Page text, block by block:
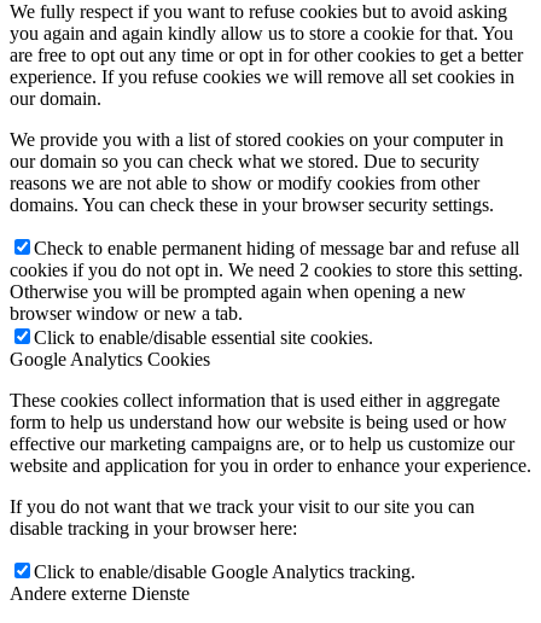
We fully respect if you want to refuse cookies but to avoid asking
you again and again kindly allow us to store a cookie for that. You
are free to opt out any time or opt in for other cookies to get a better
experience. If you refuse cookies we will remove all set cookies in
our domain.
We provide you with a list of stored cookies on your computer in
our domain so you can check what we stored. Due to security
reasons we are not able to show or modify cookies from other
domains. You can check these in your browser security settings.
Check to enable permanent hiding of message bar and refuse all
cookies if you do not opt in. We need 2 cookies to store this setting.
Otherwise you will be prompted again when opening a new
browser window or new a tab.
Click to enable/disable essential site cookies.
Google Analytics Cookies
These cookies collect information that is used either in aggregate
form to help us understand how our website is being used or how
effective our marketing campaigns are, or to help us customize our
website and application for you in order to enhance your experience.
If you do not want that we track your visit to our site you can
disable tracking in your browser here:
Click to enable/disable Google Analytics tracking.
Andere externe Dienste